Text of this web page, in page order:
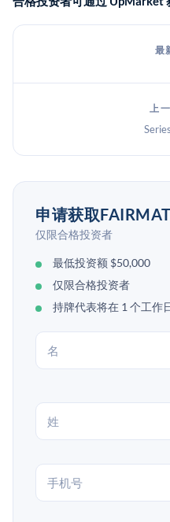
最
上
申请获取
仅限合格投资者
最低投资额 $50,000
仅限合格投资者
持牌代表将在 1 个工作